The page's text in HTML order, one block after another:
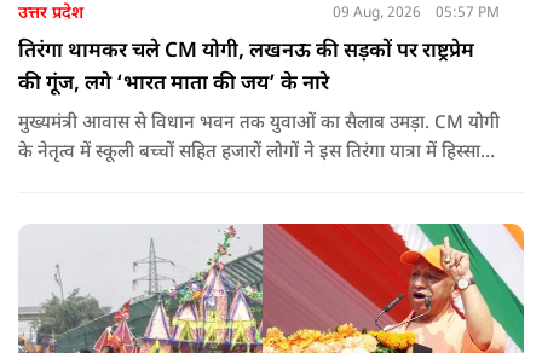
उत्तर प्रदेश 09 Aug, 2026 05:57 PM
तिरंगा थामकर चले CM योगी, लखनऊ की सड़कों पर राष्ट्रप्रेम
की गूंज, लगे ‘भारत माता की जय’ के नारे
मुख्यमंत्री आवास से विधान भवन तक युवाओं का सैलाब उमड़ा. CM योगी
के नेतृत्व में स्कूली बच्चों सहित हजारों लोगों ने इस तिरंगा यात्रा में हिस्सा